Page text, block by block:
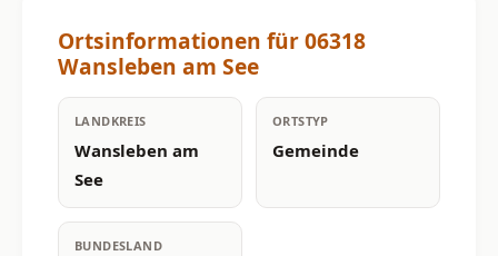
Ortsinformationen für 06318
Wansleben am See
LANDKREIS
Wansleben am
See
ORTSTYP
Gemeinde
BUNDESLAND